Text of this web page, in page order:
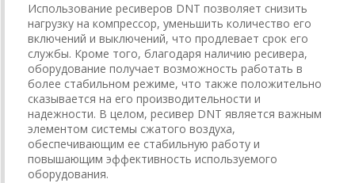
Использование ресиверов DNT позволяет снизить
нагрузку на компрессор, уменьшить количество его
включений и выключений, что продлевает срок его
службы. Кроме того, благодаря наличию ресивера,
оборудование получает возможность работать в
более стабильном режиме, что также положительно
сказывается на его производительности и
надежности. В целом, ресивер DNT является важным
элементом системы сжатого воздуха,
обеспечивающим ее стабильную работу и
повышающим эффективность используемого
оборудования.